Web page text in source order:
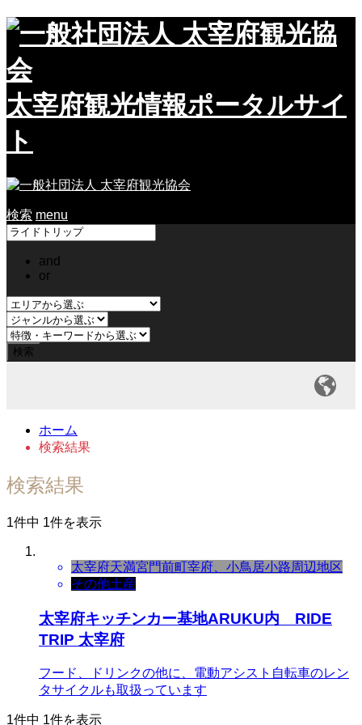
太宰府観光情報ポータルサイ
ト
検索 menu
and
or
ホーム
検索結果
検索結果
1件中 1件を表示
太宰府天満宮門前町宰府、小鳥居小路周辺地区
その他土産
太宰府キッチンカー基地ARUKU内 RIDE
TRIP 太宰府
フード、ドリンクの他に、電動アシスト自転車のレン
タサイクルも取扱っています
1件中 1件を表示